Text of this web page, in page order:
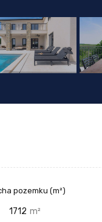
pozemku (m²)
1712 m²